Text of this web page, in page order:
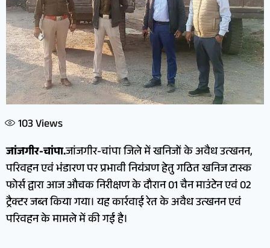
103Views
जांजगीर-चांपा.जांजगीर-चांपा जिले में खनिजों के अवैध उत्खनन,
परिवहन एवं भंडारण पर प्रभावी नियंत्रण हेतु गठित खनिज टास्क
फोर्स द्वारा आज औचक निरीक्षण के दौरान 01 चैन माउंटेन एवं 02
ट्रैक्टर जब्त किया गया। यह कार्रवाई रेत के अवैध उत्खनन एवं
परिवहन के मामले में की गई है।